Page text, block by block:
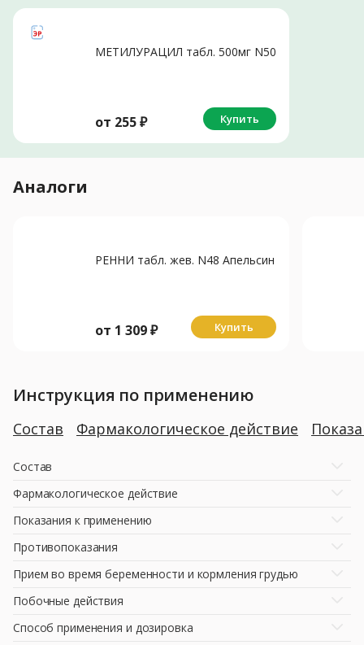
МЕТИЛУРАЦИЛ табл. 500мг N50
от 255₽ Купить
Аналоги
РЕННИ табл. жев. N48 Апельсин
от 1 309₽ Купить
Инструкция по применению
Состав Фармакологическое действие
Состав
Фармакологическое действие
Показания к применению
Противопоказания
Прием во время беременности и кормления грудью
Побочные действия
Способ применения и дозировка